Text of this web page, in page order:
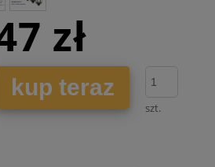
zł
kup teraz
szt.